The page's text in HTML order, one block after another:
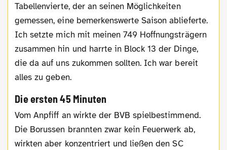
Tabellenvierte, der an seinen Möglichkeiten
gemessen, eine bemerkenswerte Saison ablieferte.
Ich setzte mich mit meinen 749 Hoffnungsträgern
zusammen hin und harrte in Block 13 der Dinge,
die da auf uns zukommen sollten. Ich war bereit
alles zu geben.
Die ersten 45 Minuten
Vom Anpfiff an wirkte der BVB spielbestimmend.
Die Borussen brannten zwar kein Feuerwerk ab,
wirkten aber konzentriert und ließen den SC